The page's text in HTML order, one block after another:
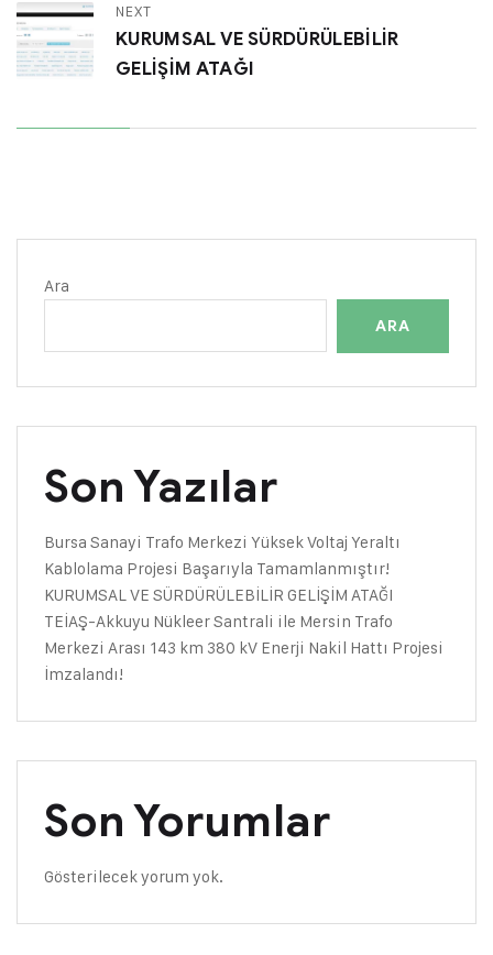
NEXT
KURUMSAL VE SÜRDÜRÜLEBİLİR
GELİŞİM ATAĞI
Ara
ARA
Son Yazılar
Bursa Sanayi Trafo Merkezi Yüksek Voltaj Yeraltı
Kablolama Projesi Başarıyla Tamamlanmıştır!
KURUMSAL VE SÜRDÜRÜLEBİLİR GELİŞİM ATAĞI
TEİAŞ-Akkuyu Nükleer Santrali ile Mersin Trafo
Merkezi Arası 143 km 380 kV Enerji Nakil Hattı Projesi
İmzalandı!
Son Yorumlar
Gösterilecek yorum yok.